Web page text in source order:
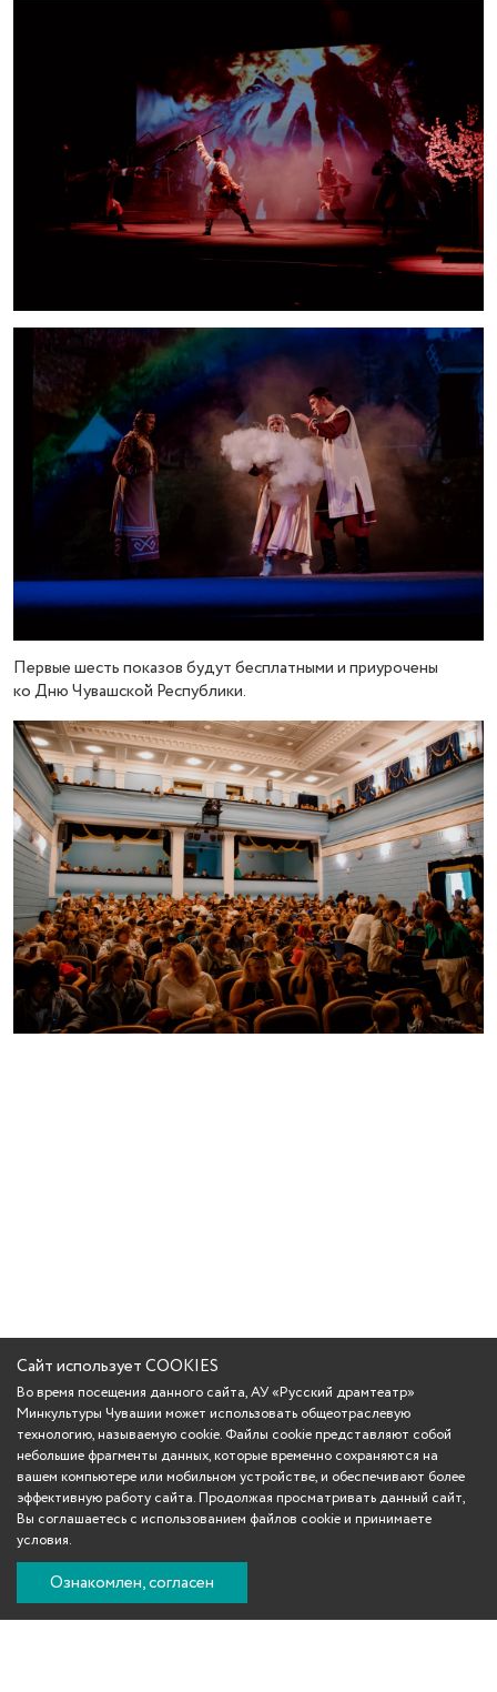
Первые шесть показов будут бесплатными и приурочены
ко Дню Чувашской Республики.
Сайт использует COOKIES
Во время посещения данного сайта, АУ «Русский драмтеатр»
Минкультуры Чувашии может использовать общеотраслевую
технологию, называемую cookie. Файлы cookie представляют собой
небольшие фрагменты данных, которые временно сохраняются на
вашем компьютере или мобильном устройстве, и обеспечивают более
эффективную работу сайта. Продолжая просматривать данный сайт,
Вы соглашаетесь с использованием файлов cookie и принимаете
условия.
Ознакомлен, согласен